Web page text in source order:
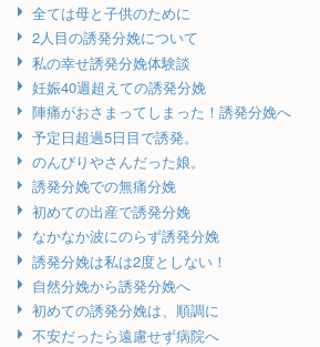
全ては母と子供のために
2人目の誘発分娩について
私の幸せ誘発分娩体験談
妊娠40週超えての誘発分娩
陣痛がおさまってしまった！誘発分娩へ
予定日超過5日目で誘発。
のんびりやさんだった娘。
誘発分娩での無痛分娩
初めての出産で誘発分娩
なかなか波にのらず誘発分娩
誘発分娩は私は2度としない！
自然分娩から誘発分娩へ
初めての誘発分娩は、順調に
不安だったら遠慮せず病院へ